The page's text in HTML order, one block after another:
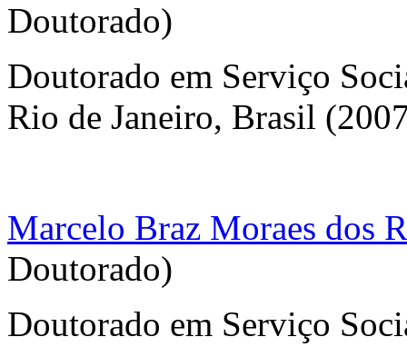
Doutorado)
Doutorado em Serviço
Rio de Janeiro, Brasil
Marcelo Braz Moraes dos
Doutorado)
Doutorado em Serviço